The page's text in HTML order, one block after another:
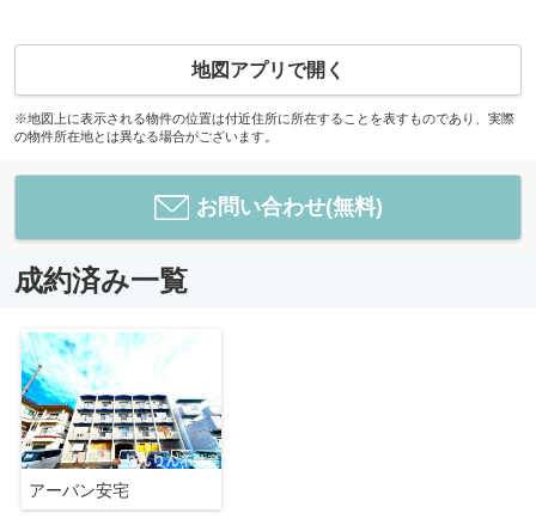
地図アプリで開く
※地図上に表示される物件の位置は付近住所に所在することを表すものであり、実際
の物件所在地とは異なる場合がございます。
お問い合わせ(無料)
成約済み一覧
アーバン安宅